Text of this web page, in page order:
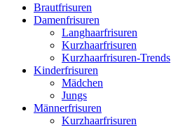
Brautfrisuren
Damenfrisuren
Langhaarfrisuren
Kurzhaarfrisuren
Kurzhaarfrisuren-Trends
Kinderfrisuren
Mädchen
Jungs
Männerfrisuren
Kurzhaarfrisuren